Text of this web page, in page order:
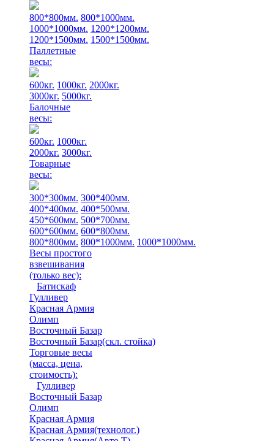
800*800мм. 800*1000мм.
1000*1000мм. 1200*1200мм.
1200*1500мм. 1500*1500мм.
Паллетные
весы:
600кг. 1000кг. 2000кг.
3000кг. 5000кг.
Балочные
весы:
600кг. 1000кг.
2000кг. 3000кг.
Товарные
весы:
300*300мм. 300*400мм.
400*400мм. 400*500мм.
450*600мм. 500*700мм.
600*600мм. 600*800мм.
800*800мм. 800*1000мм. 1000*1000мм.
Весы простого
взвешивания
(только вес):
Батискаф
Гулливер
Красная Армия
Олимп
Восточный Базар
Восточный Базар(скл. стойка)
Торговые весы
(масса, цена,
стоимость):
Гулливер
Восточный Базар
Олимп
Красная Армия
Красная Армия(технолог.)